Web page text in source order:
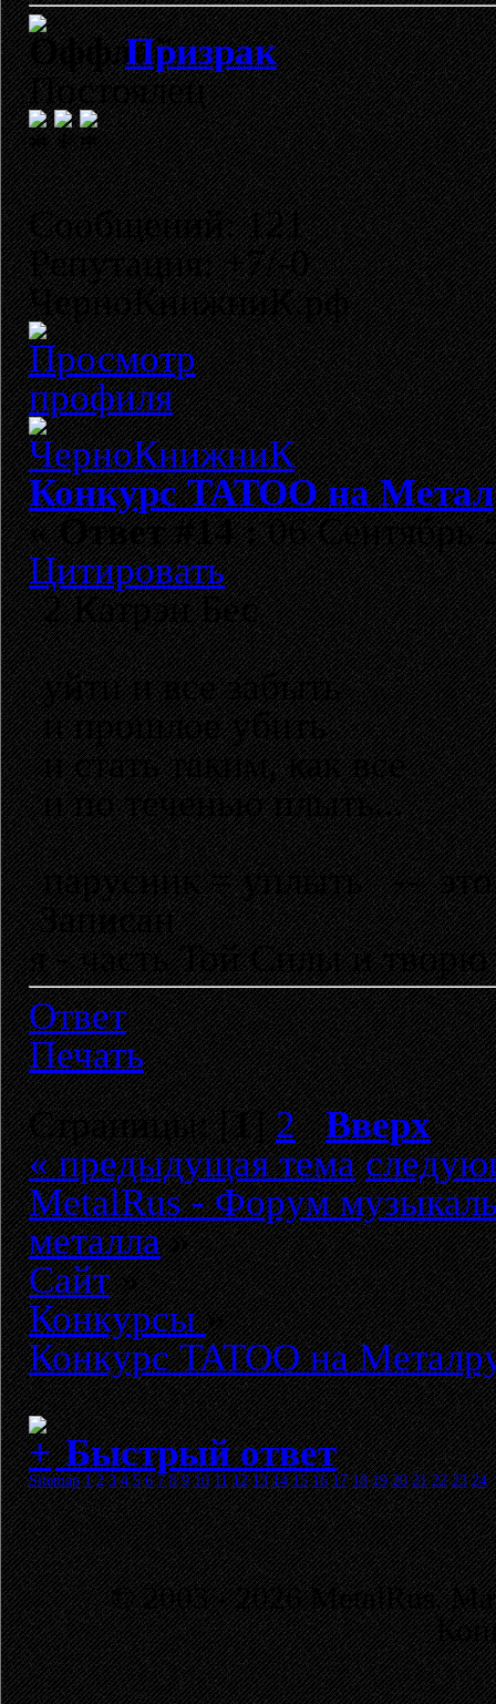
Призрак
Постоялец
Сообщений: 121
Репутация: +7/-0
ЧерноКнижниК.рф
Конкурс TATOO на
«Ответ #14 :06 Сентябрь
Цитировать
2 Катрэн Бес
уйти и все забыть
и прошлое убить
и стать таким, как все
и по теченью плыть...
парусник = уплыть --
Записан
я - часть Той Силы и
Ответ
Печать
Страницы: [1]2
Вверх
« предыдущая тема
MetalRus - Форум
металла»
Сайт»
Конкурсы»
Конкурс TATOO на
Быстрый ответ
Sitemap 1 2 3 4 5 6 7 8 9 10 11 12 13 14 15 16 17 18 19 20 21 22 23 24
© 2003 - 2026 MetalRus.